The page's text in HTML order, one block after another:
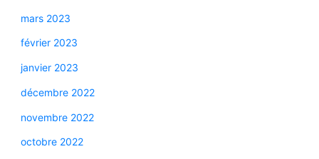
mars 2023
février 2023
janvier 2023
décembre 2022
novembre 2022
octobre 2022